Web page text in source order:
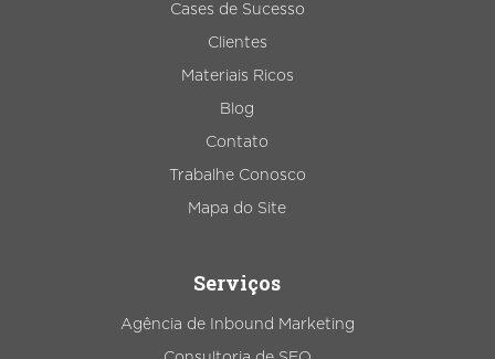
Cases de Sucesso
Clientes
Materiais Ricos
Blog
Contato
Trabalhe Conosco
Mapa do Site
Serviços
Agência de Inbound Marketing